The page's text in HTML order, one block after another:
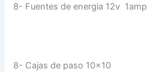
8- Fuentes de energia 12v 1amp
8- Cajas de paso 10×10